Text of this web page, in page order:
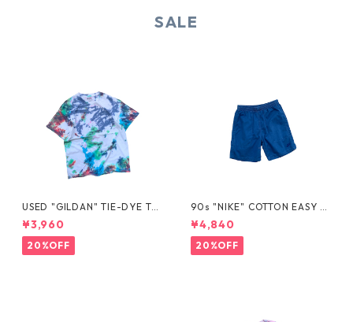
SALE
USED "GILDAN" TIE-DYE TE
E
¥3,960
20%OFF
90s "NIKE" COTTON EASY S
HORTS
¥4,840
20%OFF